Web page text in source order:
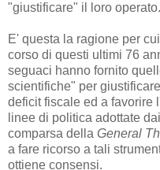
"giustificare" il loro operato.
E' questa la ragione per
corso di questi ultimi 76
seguaci hanno fornito
scientifiche" per
deficit fiscale ed a favorire
linee di politica adottate
comparsa della General
a fare ricorso a tali
ottiene consensi.